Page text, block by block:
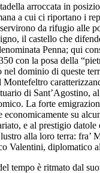
arroccata in
a cui ci riportano i
da rifugio alle
il castello che
Penna; qui
con la posa della
dominio di queste
di Sant’Agostino,
La forte
su
e al prestigio
alla loro terra: fra’
Valentini, diplomatico
è ritmato dal